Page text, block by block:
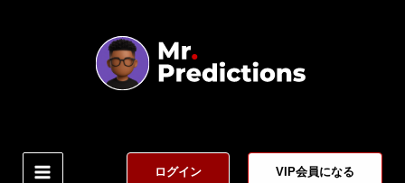
ログイン VIP会員になる